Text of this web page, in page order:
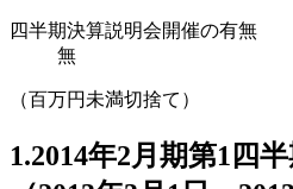
四半期決算説明会開催の有無
無
（百万円未満切捨て）
1.2014年2月期第1四